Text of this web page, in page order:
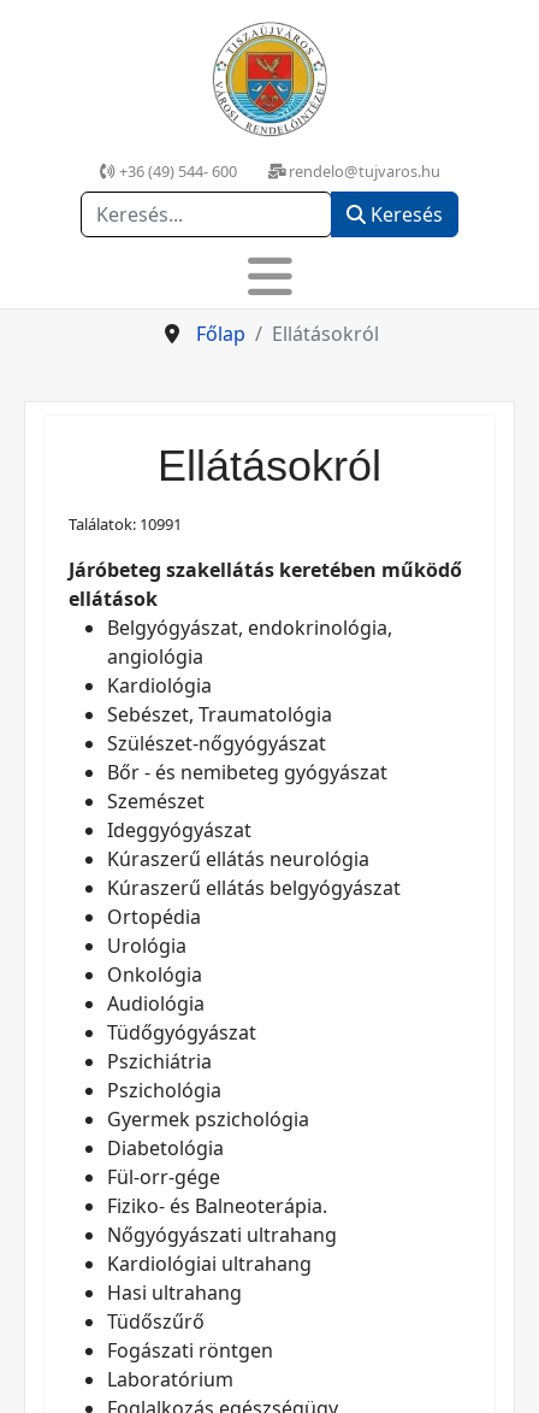
+36 (49) 544- 600 rendelo@tujvaros.hu
Keresés Keresés
Főlap Ellátásokról
Ellátásokról
Találatok: 10991
Járóbeteg szakellátás keretében működő
ellátások
Belgyógyászat, endokrinológia,
angiológia
Kardiológia
Sebészet, Traumatológia
Szülészet-nőgyógyászat
Bőr - és nemibeteg gyógyászat
Szemészet
Ideggyógyászat
Kúraszerű ellátás neurológia
Kúraszerű ellátás belgyógyászat
Ortopédia
Urológia
Onkológia
Audiológia
Tüdőgyógyászat
Pszichiátria
Pszichológia
Gyermek pszichológia
Diabetológia
Fül-orr-gége
Fiziko- és Balneoterápia.
Nőgyógyászati ultrahang
Kardiológiai ultrahang
Hasi ultrahang
Tüdőszűrő
Fogászati röntgen
Laboratórium